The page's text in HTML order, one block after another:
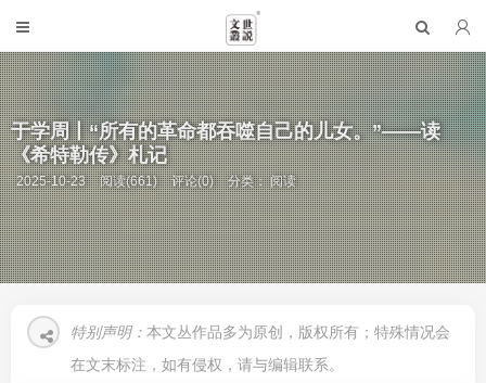
于学周丨“所有的革命都吞噬自己的儿女。”——读
《希特勒传》札记
2025-10-23 阅读(661) 评论(0) 分类：阅读
特别声明： 本文丛作品多为原创，版权所有；特殊情况会
在文末标注，如有侵权，请与编辑联系。